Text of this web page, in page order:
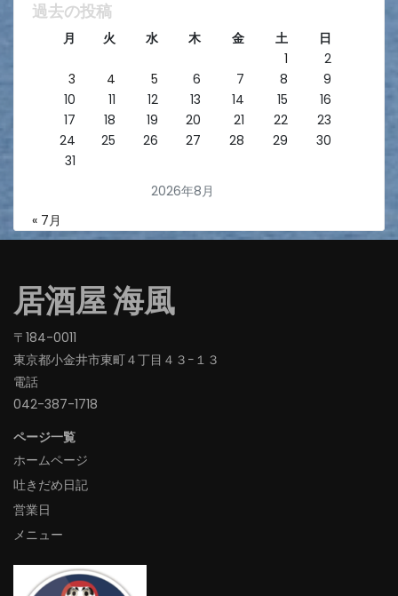
過去の投稿
2026年8月
月 火 水 木 金 土
日
1
2
3
4 5 6 7 8
9
10
11 12 13 14 15
16
17
18 19 20 21 22
23
24
25 26 27 28 29
30
31
« 7月
居酒屋 海風
〒184-0011
東京都小金井市東町４丁目４３−１３
電話
042-387-1718‬
ページ一覧
ホームページ
吐きだめ日記
営業日
メニュー